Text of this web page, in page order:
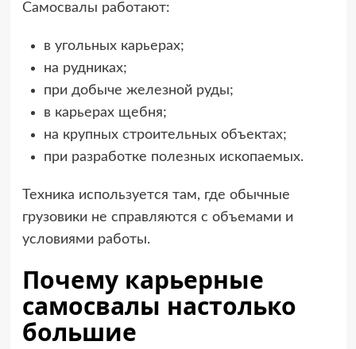
Самосвалы работают:
в угольных карьерах;
на рудниках;
при добыче железной руды;
в карьерах щебня;
на крупных строительных объектах;
при разработке полезных ископаемых.
Техника используется там, где обычные
грузовики не справляются с объемами и
условиями работы.
Почему карьерные
самосвалы настолько
большие